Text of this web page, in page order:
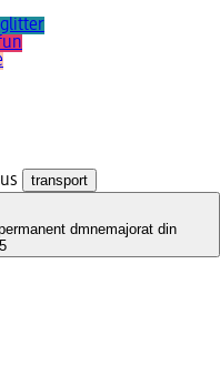
transport
dmnemajorat din